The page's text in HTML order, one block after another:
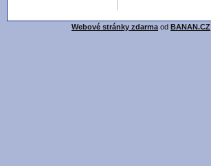
Webové stránky zdarma od BANAN.CZ